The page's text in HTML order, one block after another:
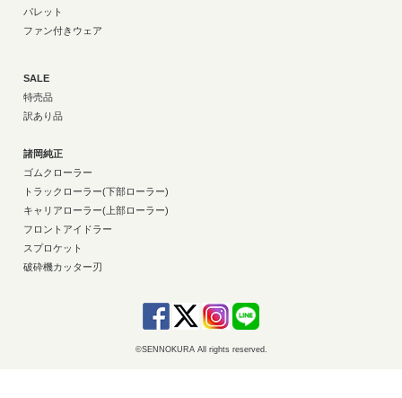
パレット
ファン付きウェア
SALE
特売品
訳あり品
諸岡純正
ゴムクローラー
トラックローラー(下部ローラー)
キャリアローラー(上部ローラー)
フロントアイドラー
スプロケット
破砕機カッター刃
©SENNOKURA All rights reserved.